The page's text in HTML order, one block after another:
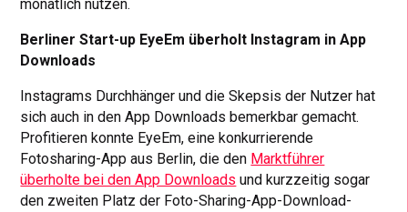
monatlich nutzen.
Berliner Start-up EyeEm überholt Instagram in App
Downloads
Instagrams Durchhänger und die Skepsis der Nutzer hat
sich auch in den App Downloads bemerkbar gemacht.
Profitieren konnte EyeEm, eine konkurrierende
Fotosharing-App aus Berlin, die den Marktführer
überholte bei den App Downloads und kurzzeitig sogar
den zweiten Platz der Foto-Sharing-App-Download-